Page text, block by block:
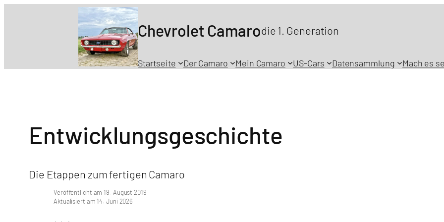
Chevrolet Camarodie 1. Generation
Startseite Der Camaro Mein Camaro US-Cars Datensammlung Mach es
Entwicklungsgeschichte
Die Etappen zum fertigen Camaro
Veröffentlicht am 19. August 2019
Aktualisiert am 14. Juni 2026